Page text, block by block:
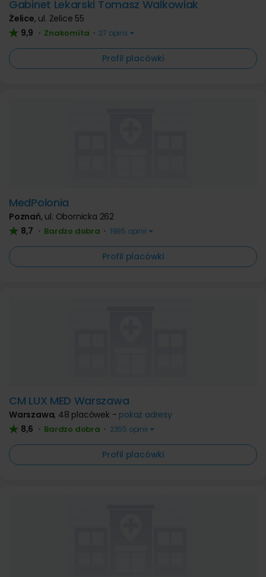
Gabinet Lekarski Tomasz Walkowiak
Żelice, ul. Żelice 55
9,9 • Znakomita • 27 opinii
Profil placówki
MedPolonia
Poznań, ul. Obornicka 262
8,7 • Bardzo dobra • 1985 opinii
Profil placówki
CM LUX MED Warszawa
Warszawa, 48 placówek - pokaż adresy
8,6 • Bardzo dobra • 2355 opinii
Profil placówki